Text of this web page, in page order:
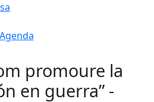
Agenda
promoure la
en guerra” -